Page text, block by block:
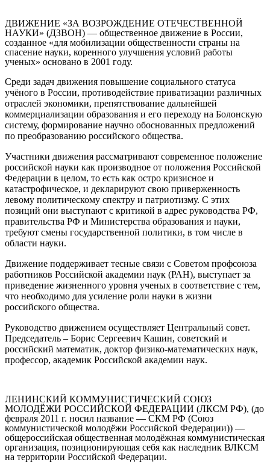
ДВИЖЕНИЕ «ЗА ВОЗРОЖДЕНИЕ ОТЕЧЕСТВЕННОЙ
НАУКИ» (ДЗВОН) — общественное движение в России,
созданное «для мобилизации общественности страны на
спасение науки, коренного улучшения условий работы
ученых» основано в 2001 году.
Среди задач движения повышение социального статуса
учёного в России, противодействие приватизации различных
отраслей экономики, препятствование дальнейшей
коммерциализации образования и его переходу на Болонскую
систему, формирование научно обоснованных предложений
по преобразованию российского общества.
Участники движения рассматривают современное положение
российской науки как производное от положения Российской
Федерации в целом, то есть как остро кризисное и
катастрофическое, и декларируют свою приверженность
левому политическому спектру и патриотизму. С этих
позиций они выступают с критикой в адрес руководства РФ,
правительства РФ и Министерства образования и науки,
требуют смены государственной политики, в том числе в
области науки.
Движение поддерживает тесные связи с Советом профсоюза
работников Российской академии наук (РАН), выступает за
приведение жизненного уровня ученых в соответствие с тем,
что необходимо для усиление роли науки в жизни
российского общества.
Руководство движением осуществляет Центральный совет.
Председатель – Борис Сергеевич Кашин, советский и
российский математик, доктор физико-математических наук,
профессор, академик Российской академии наук.
ЛЕНИНСКИЙ КОММУНИСТИЧЕСКИЙ СОЮЗ
МОЛОДЁЖИ РОССИЙСКОЙ ФЕДЕРАЦИИ (ЛКСМ РФ), (до
февраля 2011 г. носил название — СКМ РФ (Союз
коммунистической молодёжи Российской Федерации)) —
общероссийская общественная молодёжная коммунистическая
организация, позиционирующая себя как наследник ВЛКСМ
на территории Российской Федерации.